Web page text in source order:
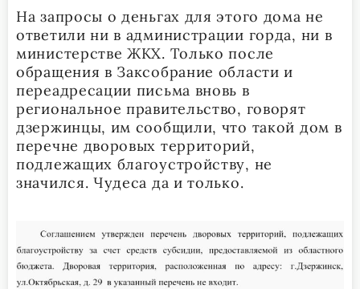
На запросы о деньгах для этого дома не
ответили ни в администрации горда, ни в
министерстве ЖКХ. Только после
обращения в Заксобрание области и
переадресации письма вновь в
региональное правительство, говорят
дзержинцы, им сообщили, что такой дом в
перечне дворовых территорий,
подлежащих благоустройству, не
значился. Чудеса да и только.